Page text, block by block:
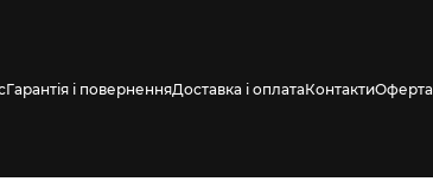
Гарантія і поверненняДоставка і оплатаКонтактиОферта